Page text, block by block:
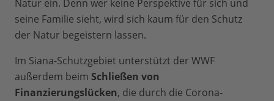
Natur ein. Denn wer keine Perspektive für sich und
seine Familie sieht, wird sich kaum für den Schutz
der Natur begeistern lassen.
Im Siana-Schutzgebiet unterstützt der WWF
außerdem beim Schließen von
Finanzierungslücken, die durch die Corona-